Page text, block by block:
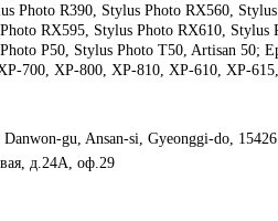
Photo R390, Stylus Photo RX560,
RX595, Stylus Photo RX610, Stylus
P50, Stylus Photo T50, Artisan 50;
700, XP-800, XP-810, XP-610, XP-
gu, Ansan-si, Gyeonggi-do, 15426
д.24А, оф.29